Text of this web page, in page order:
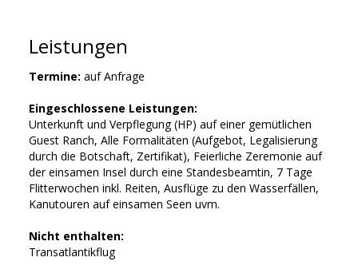
Leistungen
Termine: auf Anfrage
Eingeschlossene Leistungen:
Unterkunft und Verpflegung (HP) auf einer gemütlichen
Guest Ranch, Alle Formalitäten (Aufgebot, Legalisierung
durch die Botschaft, Zertifikat), Feierliche Zeremonie auf
der einsamen Insel durch eine Standesbeamtin, 7 Tage
Flitterwochen inkl. Reiten, Ausflüge zu den Wasserfällen,
Kanutouren auf einsamen Seen uvm.
Nicht enthalten:
Transatlantikflug